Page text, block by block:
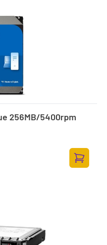
256MB/5400rpm
Zum